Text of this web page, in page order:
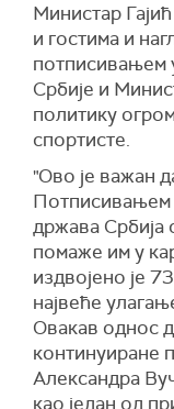
Министар
и гостима и
потписивањем
Србије и
политику
спортисте.
"Ово је важан
Потписивањем
држава Србија
помаже им у
издвојено је
највеће
Овакав однос
континуиране
Александра
као један од